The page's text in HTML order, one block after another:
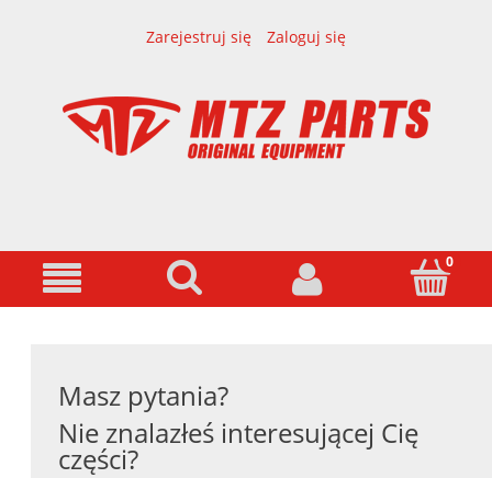
Zarejestruj się Zaloguj się
Masz pytania?
Nie znalazłeś interesującej Cię
części?